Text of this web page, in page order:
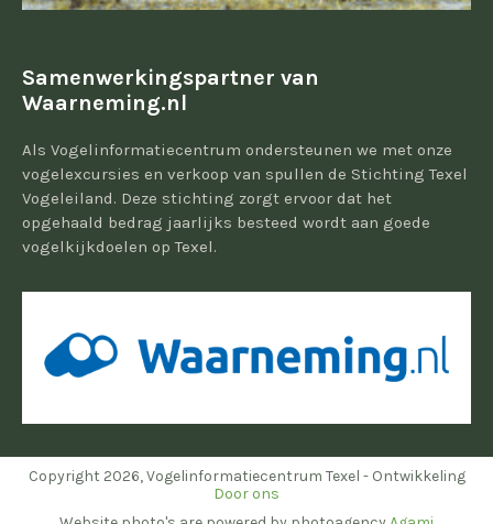
Samenwerkingspartner van
Waarneming.nl
Als Vogelinformatiecentrum ondersteunen we met onze
vogelexcursies en verkoop van spullen de Stichting Texel
Vogeleiland. Deze stichting zorgt ervoor dat het
opgehaald bedrag jaarlijks besteed wordt aan goede
vogelkijkdoelen op Texel.
Copyright 2026, Vogelinformatiecentrum Texel - Ontwikkeling
Door ons